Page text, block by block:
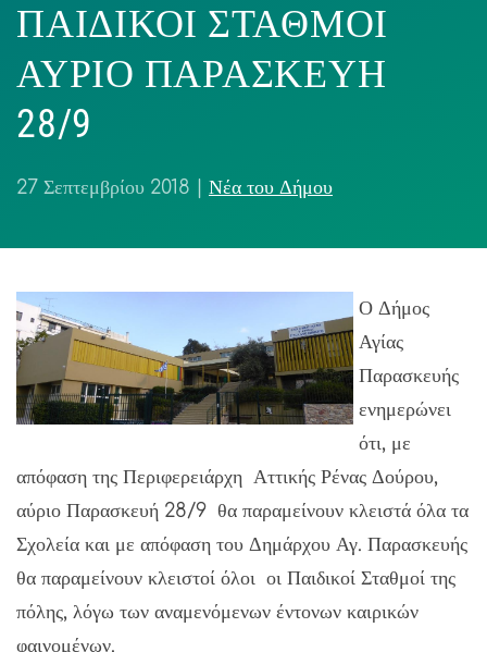
ΠΑΙΔΙΚΟΙ ΣΤΑΘΜΟΙ
ΑΥΡΙΟ ΠΑΡΑΣΚΕΥΗ
28/9
27 Σεπτεμβρίου 2018 Νέα του Δήμου
Ο Δήμος
Αγίας
Παρασκευής
ενημερώνει
ότι, με
απόφαση της Περιφερειάρχη Αττικής Ρένας Δούρου,
αύριο Παρασκευή 28/9 θα παραμείνουν κλειστά όλα τα
Σχολεία και με απόφαση του Δημάρχου Αγ. Παρασκευής
θα παραμείνουν κλειστοί όλοι οι Παιδικοί Σταθμοί της
πόλης, λόγω των αναμενόμενων έντονων καιρικών
φαινομένων.